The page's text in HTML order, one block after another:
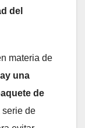
del
materia de
una
de
serie de